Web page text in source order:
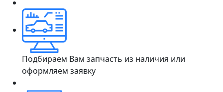
Подбираем Вам запчасть из наличия или
оформляем заявку